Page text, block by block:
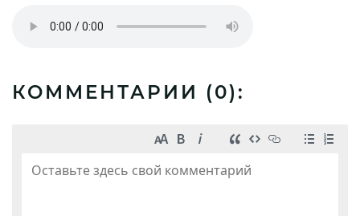
КОММЕНТАРИИ (0):